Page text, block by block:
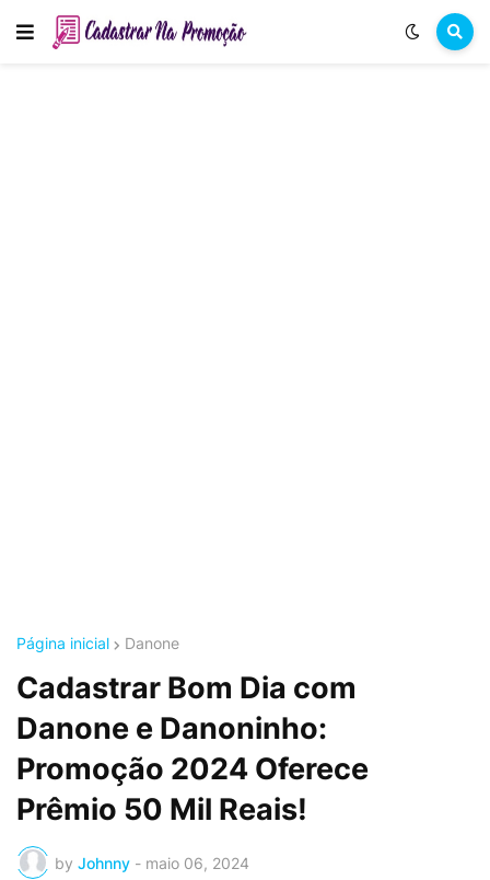
Página inicial Danone
Cadastrar Bom Dia com
Danone e Danoninho:
Promoção 2024 Oferece
Prêmio 50 Mil Reais!
by Johnny - maio 06, 2024